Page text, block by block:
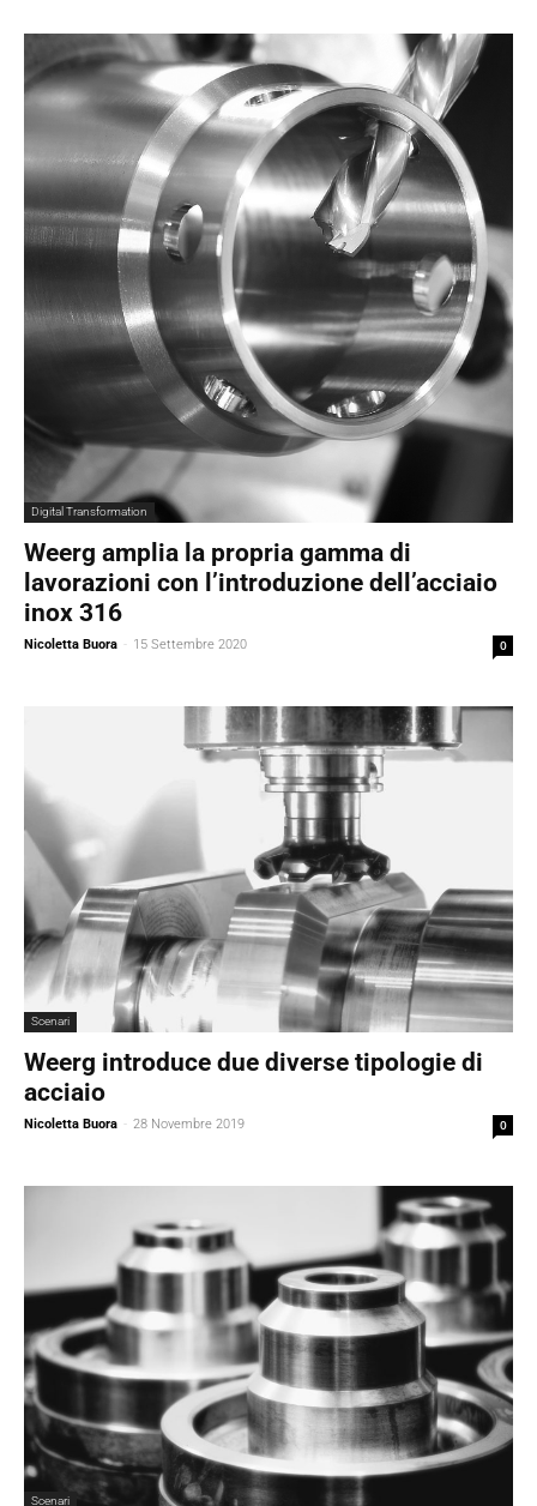
Digital Transformation
Weerg amplia la propria gamma di
lavorazioni con l’introduzione dell’acciaio
inox 316
Nicoletta Buora - 15 Settembre 2020 0
Scenari
Weerg introduce due diverse tipologie di
acciaio
Nicoletta Buora - 28 Novembre 2019 0
Scenari